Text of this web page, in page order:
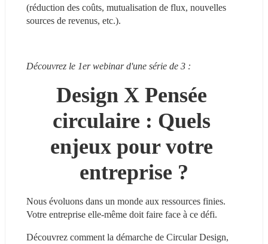
(réduction des coûts, mutualisation de flux, nouvelles
sources de revenus, etc.).
Découvrez le 1er webinar d'une série de 3 :
Design X Pensée
circulaire : Quels
enjeux pour votre
entreprise ?
Nous évoluons dans un monde aux ressources finies.
Votre entreprise elle-même doit faire face à ce défi.
Découvrez comment la démarche de Circular Design,